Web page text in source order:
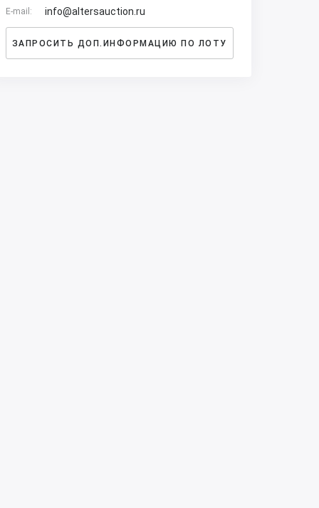
E-mail: info@altersauction.ru
ЗАПРОСИТЬ ДОП.ИНФОРМАЦИЮ ПО ЛОТУ